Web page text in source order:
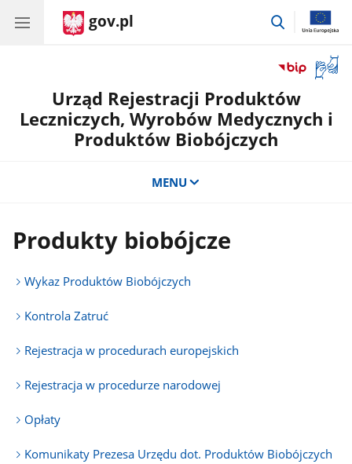
gov.pl
przejdź
okno
Urząd Rejestracji Produktów
Leczniczych, Wyrobów Medycznych i
Produktów Biobójczych
MENU
Produkty biobójcze
Wykaz Produktów Biobójczych
Kontrola Zatruć
Rejestracja w procedurach europejskich
Rejestracja w procedurze narodowej
Opłaty
Komunikaty Prezesa Urzędu dot. Produktów Biobójczych